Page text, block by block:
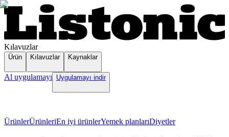
Kılavuzlar
Ürün Kılavuzlar Kaynaklar
Al uygulamayı Uygulamayı indir
ÜrünlerÜrünleriEn iyi ürünlerYemek planlarıDiyetler